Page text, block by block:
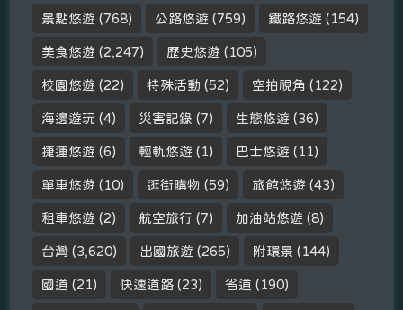
景點悠遊 (768) 公路悠遊 (759) 鐵路悠遊 (154)
美食悠遊 (2,247) 歷史悠遊 (105)
校園悠遊 (22) 特殊活動 (52) 空拍視角 (122)
海邊遊玩 (4) 災害記錄 (7) 生態悠遊 (36)
捷運悠遊 (6) 輕軌悠遊 (1) 巴士悠遊 (11)
單車悠遊 (10) 逛街購物 (59) 旅館悠遊 (43)
租車悠遊 (2) 航空旅行 (7) 加油站悠遊 (8)
台灣 (3,620) 出國旅遊 (265) 附環景 (144)
國道 (21) 快速道路 (23) 省道 (190)